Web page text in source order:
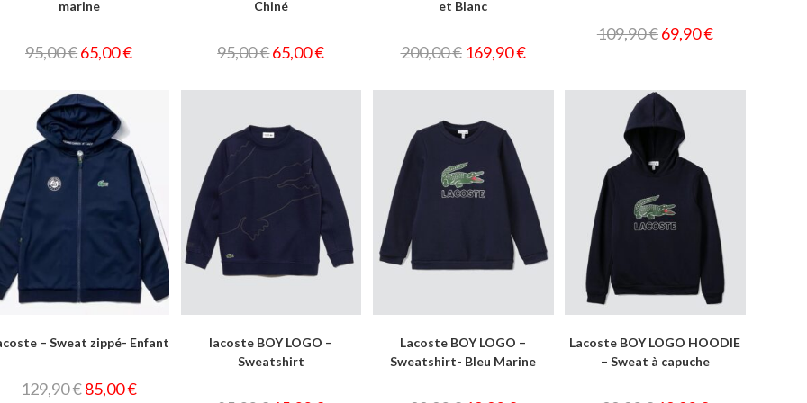
marine
95,00€65,00€
Chiné
95,00€65,00€
et Blanc
200,00€ 169,90€
109,90€69,90€
– Sweat zippé- Enfant
129,90€85,00€
lacoste BOY LOGO –
Sweatshirt
Lacoste BOY LOGO –
Sweatshirt- Bleu Marine
Lacoste BOY LOGO HOODIE
– Sweat à capuche